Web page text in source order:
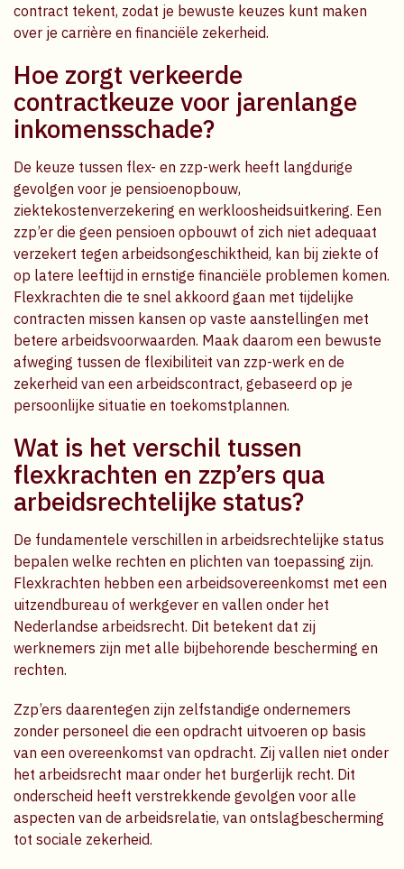
contract tekent, zodat je bewuste keuzes kunt maken
over je carrière en financiële zekerheid.
Hoe zorgt verkeerde
contractkeuze voor jarenlange
inkomensschade?
De keuze tussen flex- en zzp-werk heeft langdurige
gevolgen voor je pensioenopbouw,
ziektekostenverzekering en werkloosheidsuitkering. Een
zzp’er die geen pensioen opbouwt of zich niet adequaat
verzekert tegen arbeidsongeschiktheid, kan bij ziekte of
op latere leeftijd in ernstige financiële problemen komen.
Flexkrachten die te snel akkoord gaan met tijdelijke
contracten missen kansen op vaste aanstellingen met
betere arbeidsvoorwaarden. Maak daarom een bewuste
afweging tussen de flexibiliteit van zzp-werk en de
zekerheid van een arbeidscontract, gebaseerd op je
persoonlijke situatie en toekomstplannen.
Wat is het verschil tussen
flexkrachten en zzp’ers qua
arbeidsrechtelijke status?
De fundamentele verschillen in arbeidsrechtelijke status
bepalen welke rechten en plichten van toepassing zijn.
Flexkrachten hebben een arbeidsovereenkomst met een
uitzendbureau of werkgever en vallen onder het
Nederlandse arbeidsrecht. Dit betekent dat zij
werknemers zijn met alle bijbehorende bescherming en
rechten.
Zzp’ers daarentegen zijn zelfstandige ondernemers
zonder personeel die een opdracht uitvoeren op basis
van een overeenkomst van opdracht. Zij vallen niet onder
het arbeidsrecht maar onder het burgerlijk recht. Dit
onderscheid heeft verstrekkende gevolgen voor alle
aspecten van de arbeidsrelatie, van ontslagbescherming
tot sociale zekerheid.